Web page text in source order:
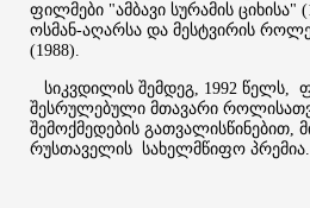
ფილმები "ამბავი სურამის ციხისა"
ოსმან-აღარსა და მესტვირის
(1988).
სიკვდილის შემდეგ, 1992 წელს,
შესრულებული მთავარი
შემოქმედების გათვალისწინებით,
რუსთაველის სახელმწიფო პრემია.